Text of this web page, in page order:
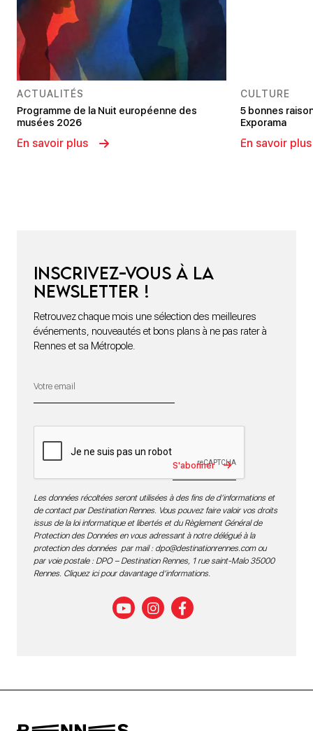
ACTUALITÉS
Programme de la Nuit européenne des
musées 2026
En savoir plus
CULTURE
5 bonnes
Exporama
En savoir plus
Inscrivez-vous à la
newsletter !
Retrouvez chaque mois une sélection des meilleures
événements, nouveautés et bons plans à ne pas rater à
Rennes et sa Métropole.
S'abonner
Les données récoltées seront utilisées à des fins de d’informations et
de contact par Destination Rennes. Vous pouvez faire valoir vos droits
issus de la loi informatique et libertés et du Règlement Général de
Protection des Données en vous adressant à notre délégué à la
protection des données par mail : dpo@destinationrennes.comou
par voie postale : DPO – Destination Rennes, 1 rue saint-Malo 35000
Rennes. Cliquez ici pour davantage d’informations.